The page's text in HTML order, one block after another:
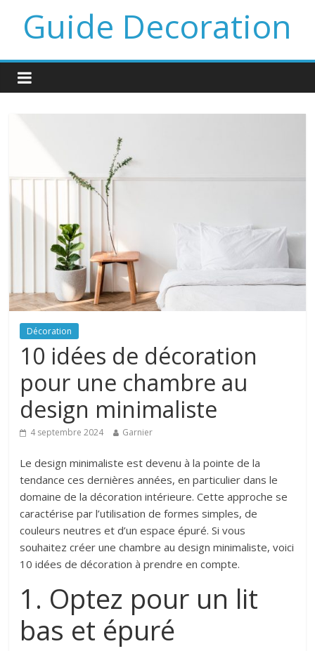
Guide Decoration
Décoration
10 idées de décoration
pour une chambre au
design minimaliste
4 septembre 2024 Garnier
Le design minimaliste est devenu à la pointe de la
tendance ces dernières années, en particulier dans le
domaine de la décoration intérieure. Cette approche se
caractérise par l’utilisation de formes simples, de
couleurs neutres et d’un espace épuré. Si vous
souhaitez créer une chambre au design minimaliste, voici
10 idées de décoration à prendre en compte.
1. Optez pour un lit
bas et épuré